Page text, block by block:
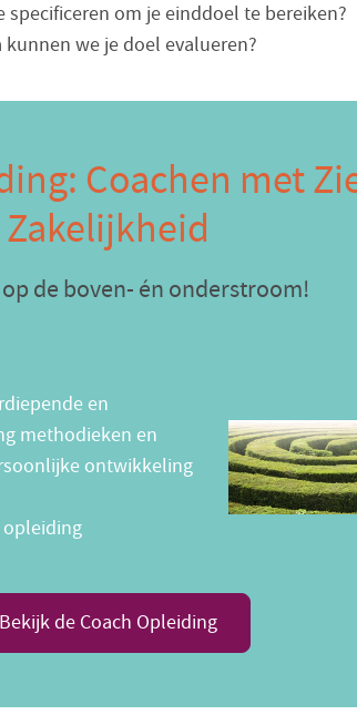
om je einddoel te bereiken?
we je doel evalueren?
Coachen met
Zakelijkheid
de boven- én onderstroom!
en
methodieken en
ontwikkeling
opleiding
Bekijk de Coach Opleiding